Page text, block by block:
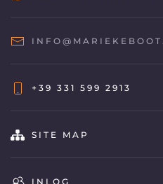
+39 331 599 2913
SITE MAP
INLOG